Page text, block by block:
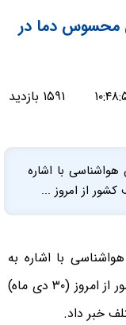
محسوس دما در
۱۵۹۱ بازدید
با اشاره
از امروز ...
با اشاره به
بارش برف و باران در استان‌های مختلف کشور از امروز (۳۰ دی ماه)
خبر داد.